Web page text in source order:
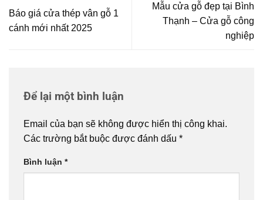
Báo giá cửa thép vân gỗ 1
cánh mới nhất 2025
Mẫu cửa gỗ đẹp tại Bình
Thạnh – Cửa gỗ công
nghiệp
Để lại một bình luận
Email của bạn sẽ không được hiển thị công khai.
Các trường bắt buộc được đánh dấu *
Bình luận *